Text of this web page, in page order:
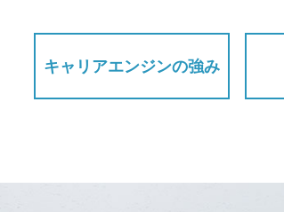
キャリアエンジンの強み